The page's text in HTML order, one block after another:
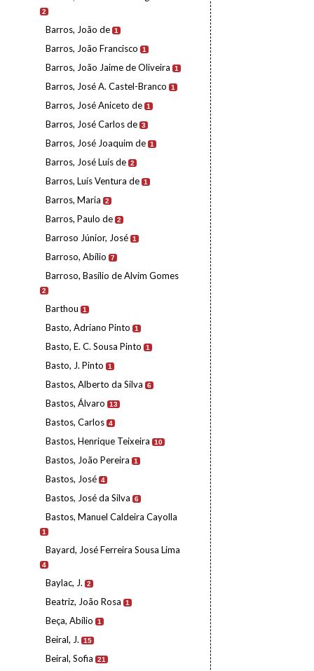
2
Barros, João de 1
Barros, João Francisco 1
Barros, João Jaime de Oliveira 1
Barros, José A. Castel-Branco 1
Barros, José Aniceto de 1
Barros, José Carlos de 3
Barros, José Joaquim de 1
Barros, José Luís de 2
Barros, Luís Ventura de 1
Barros, Maria 2
Barros, Paulo de 2
Barroso Júnior, José 1
Barroso, Abílio 7
Barroso, Basílio de Alvim Gomes
2
Barthou 1
Basto, Adriano Pinto 1
Basto, E. C. Sousa Pinto 1
Basto, J. Pinto 1
Bastos, Alberto da Silva 6
Bastos, Álvaro 13
Bastos, Carlos 4
Bastos, Henrique Teixeira 10
Bastos, João Pereira 1
Bastos, José 4
Bastos, José da Silva 6
Bastos, Manuel Caldeira Cayolla
1
Bayard, José Ferreira Sousa Lima
4
Baylac, J. 2
Beatriz, João Rosa 1
Beça, Abílio 1
Beiral, J. 15
Beiral, Sofia 21